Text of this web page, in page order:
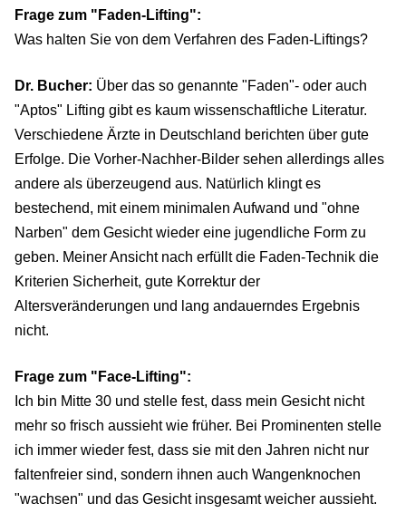
Frage zum "Faden-Lifting":
Was halten Sie von dem Verfahren des Faden-Liftings?
Dr. Bucher: Über das so genannte "Faden"- oder auch
"Aptos" Lifting gibt es kaum wissenschaftliche Literatur.
Verschiedene Ärzte in Deutschland berichten über gute
Erfolge. Die Vorher-Nachher-Bilder sehen allerdings alles
andere als überzeugend aus. Natürlich klingt es
bestechend, mit einem minimalen Aufwand und "ohne
Narben" dem Gesicht wieder eine jugendliche Form zu
geben. Meiner Ansicht nach erfüllt die Faden-Technik die
Kriterien Sicherheit, gute Korrektur der
Altersveränderungen und lang andauerndes Ergebnis
nicht.
Frage zum "Face-Lifting":
Ich bin Mitte 30 und stelle fest, dass mein Gesicht nicht
mehr so frisch aussieht wie früher. Bei Prominenten stelle
ich immer wieder fest, dass sie mit den Jahren nicht nur
faltenfreier sind, sondern ihnen auch Wangenknochen
"wachsen" und das Gesicht insgesamt weicher aussieht.